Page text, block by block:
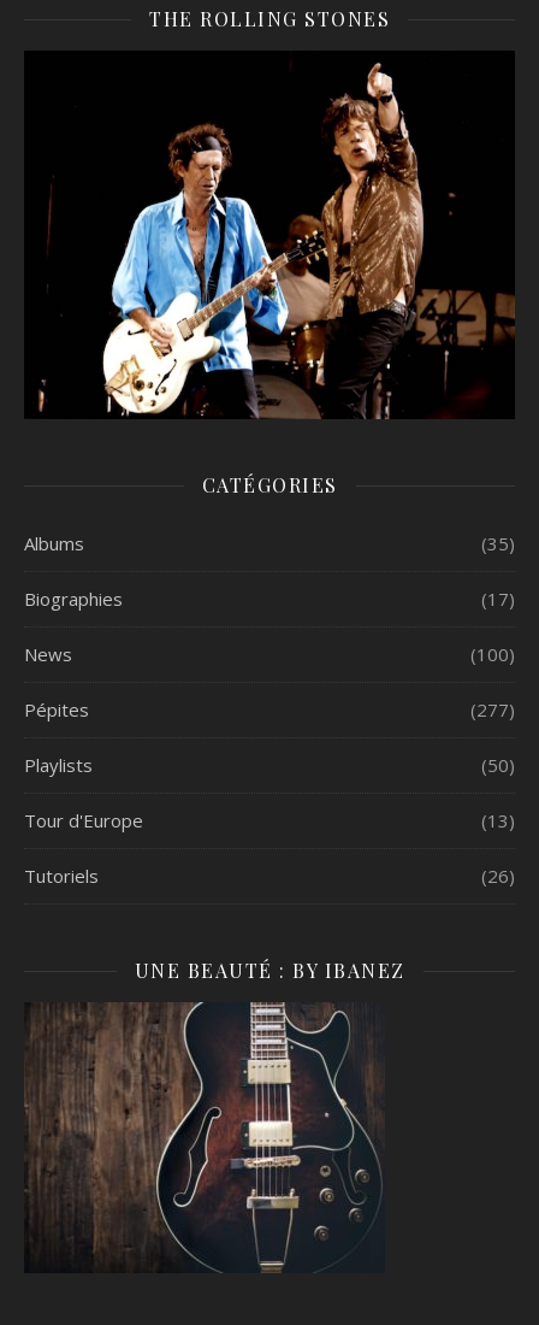
THE ROLLING STONES
CATÉGORIES
Albums (35)
Biographies (17)
News (100)
Pépites (277)
Playlists (50)
Tour d'Europe (13)
Tutoriels (26)
UNE BEAUTÉ : BY IBANEZ